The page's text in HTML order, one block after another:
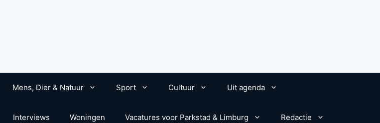
Mens, Dier & Natuur Sport Cultuur Uit agenda
Interviews Woningen Vacatures voor Parkstad & Limburg Redactie